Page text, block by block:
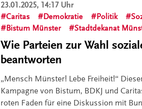
23.01.2025, 14:17 Uhr
Caritas
Demokratie Politik
Bistum Münster
Stadtdekanat
Wie Parteien zur Wahl
beantworten
„Mensch Münster! Lebe Freiheit!“
Kampagne von Bistum, BDKJ und
roten Faden für eine Diskussion mit